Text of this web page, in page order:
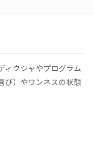
ィクシャやプログラム
び）やワンネスの状態